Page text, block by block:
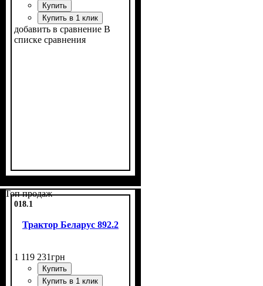
Купить
Купить в 1 клик
добавить в сравнение В
списке сравнения
Топ продаж
018.1
Трактор Беларус 892.2
1 119 231грн
Купить
Купить в 1 клик